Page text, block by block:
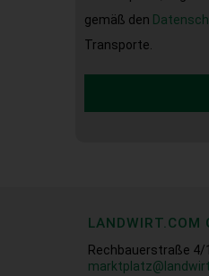
gemäß den
Transporte.
LANDWIRT.COM
Rechbauerstraße 4/